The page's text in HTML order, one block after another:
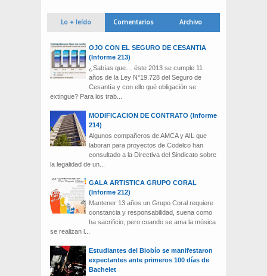
Lo + leído Comentarios Archivo
OJO CON EL SEGURO DE CESANTIA
(Informe 213)
¿Sabías que… éste 2013 se cumple 11
años de la Ley N°19.728 del Seguro de
Cesantía y con ello qué obligación se
extingue? Para los trab...
MODIFICACION DE CONTRATO (Informe
214)
Algunos compañeros de AMCA y AIL que
laboran para proyectos de Codelco han
consultado a la Directiva del Sindicato sobre
la legalidad de un...
GALA ARTISTICA GRUPO CORAL
(Informe 212)
Mantener 13 años un Grupo Coral requiere
constancia y responsabilidad, suena como
ha sacrificio, pero cuando se ama la música
se realizan l...
Estudiantes del Biobío se manifestaron
expectantes ante primeros 100 días de
Bachelet